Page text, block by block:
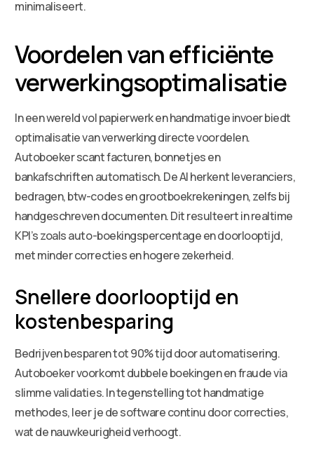
minimaliseert.
Voordelen van efficiënte
verwerkingsoptimalisatie
In een wereld vol papierwerk en handmatige invoer biedt
optimalisatie van verwerking directe voordelen.
Autoboeker scant facturen, bonnetjes en
bankafschriften automatisch. De AI herkent leveranciers,
bedragen, btw-codes en grootboekrekeningen, zelfs bij
handgeschreven documenten. Dit resulteert in realtime
KPI’s zoals auto-boekingspercentage en doorlooptijd,
met minder correcties en hogere zekerheid.
Snellere doorlooptijd en
kostenbesparing
Bedrijven besparen tot 90% tijd door automatisering.
Autoboeker voorkomt dubbele boekingen en fraude via
slimme validaties. In tegenstelling tot handmatige
methodes, leer je de software continu door correcties,
wat de nauwkeurigheid verhoogt.